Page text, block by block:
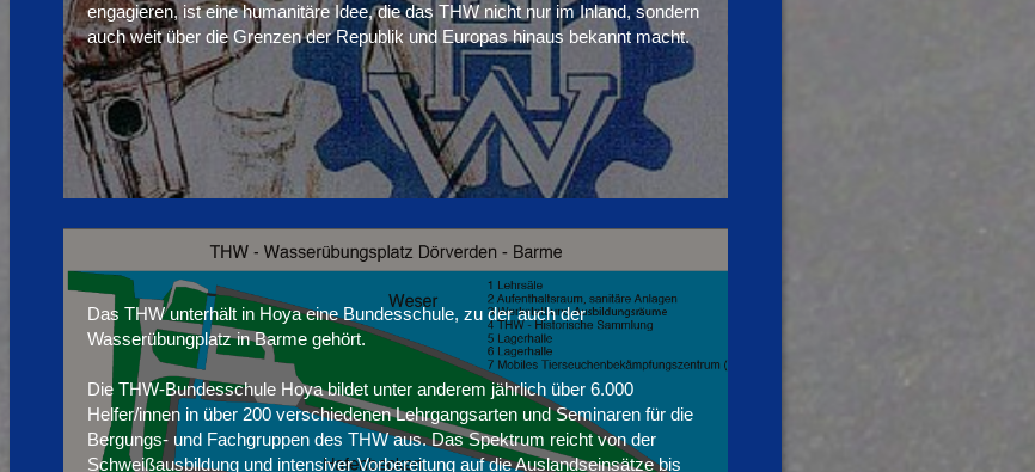
engagieren, ist eine humanitäre Idee, die das THW nicht nur im Inland, sondern
auch weit über die Grenzen der Republik und Europas hinaus bekannt macht.
Das THW unterhält in Hoya eine Bundesschule, zu der auch der
Wasserübungplatz in Barme gehört.
Die THW-Bundesschule Hoya bildet unter anderem jährlich über 6.000
Helfer/innen in über 200 verschiedenen Lehrgangsarten und Seminaren für die
Bergungs- und Fachgruppen des THW aus. Das Spektrum reicht von der
Schweißausbildung und intensiver Vorbereitung auf die Auslandseinsätze bis